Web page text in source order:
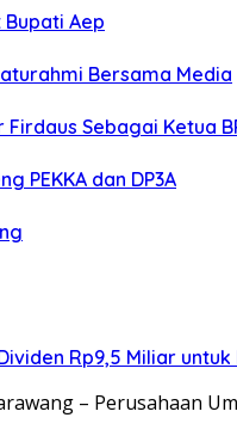
Aep
Bersama Media
Sebagai Ketua
PEKKA dan DP3A
Rp9,5 Miliar untuk
– Perusahaan